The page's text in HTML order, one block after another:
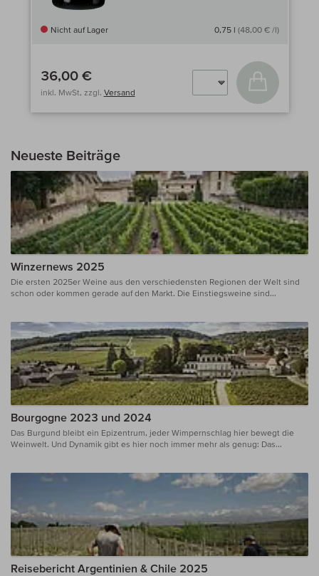
Nicht auf Lager 0,75 l (48,00 € /l)
36,00 €
inkl. MwSt, zzgl. Versand
In den
Neueste Beiträge
Winzernews 2025
Die ersten 2025er Weine aus den verschiedensten Regionen der Welt sind
schon oder kommen gerade auf den Markt. Die Einstiegsweine sind...
Bourgogne 2023 und 2024
Das Burgund bleibt ein Epizentrum, jeder Wimpernschlag hier bewegt die
Weinwelt. Und Dynamik gibt es hier noch immer mehr als genug: Das...
Reisebericht Argentinien & Chile 2025